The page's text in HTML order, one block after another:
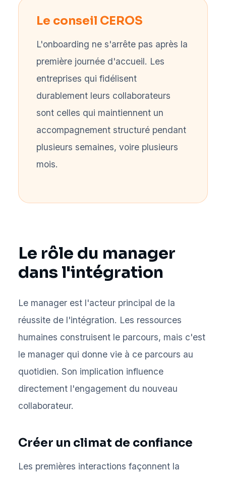
Le conseil CEROS
L'onboarding ne s'arrête pas après la
première journée d'accueil. Les
entreprises qui fidélisent
durablement leurs collaborateurs
sont celles qui maintiennent un
accompagnement structuré pendant
plusieurs semaines, voire plusieurs
mois.
Le rôle du manager
dans l'intégration
Le manager est l'acteur principal de la
réussite de l'intégration. Les ressources
humaines construisent le parcours, mais c'est
le manager qui donne vie à ce parcours au
quotidien. Son implication influence
directement l'engagement du nouveau
collaborateur.
Créer un climat de confiance
Les premières interactions façonnent la